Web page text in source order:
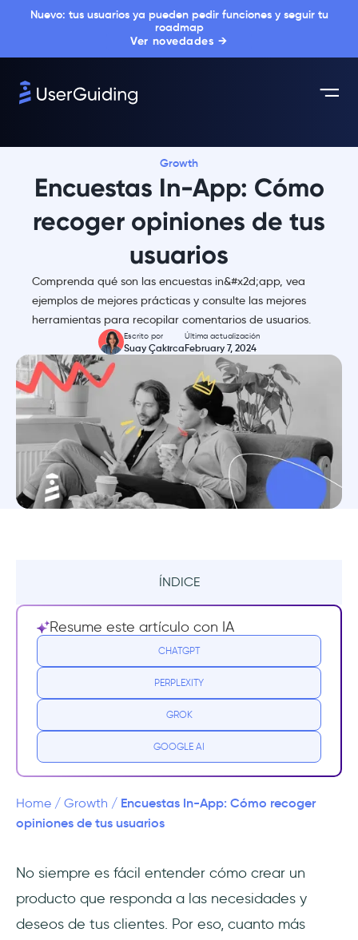
Nuevo: tus usuarios ya pueden pedir funciones y seguir tu
roadmap
Ver novedades →
Growth
Encuestas In-App: Cómo
recoger opiniones de tus
usuarios
Comprenda qué son las encuestas in&#x2d;app, vea
ejemplos de mejores prácticas y consulte las mejores
herramientas para recopilar comentarios de usuarios.
Escrito por
Suay Çakırca
Última actualización
February 7, 2024
ÍNDICE
¿Qué es una encuesta in-app?
¿Y por qué son importantes las encuestas in-
app?
Beneficios de las encuestas in-app
app
2- Zomato
3- Twitter
Resume este artículo con IA
CHATGPT
PERPLEXITY
GROK
GOOGLE AI
Home / Growth / Encuestas In-App: Cómo recoger
opiniones de tus usuarios
No siempre es fácil entender cómo crear un
producto que responda a las necesidades y
deseos de tus clientes. Por eso, cuanto más